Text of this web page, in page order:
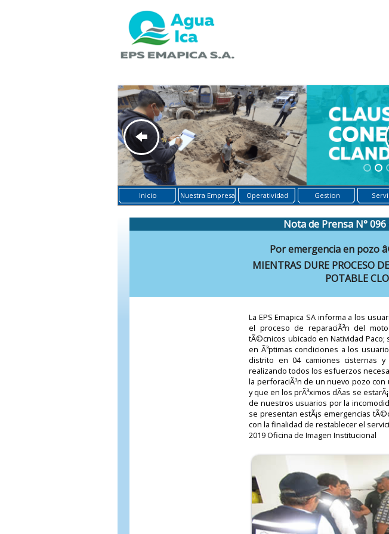
Inicio Nuestra Empresa Operatividad Gestion
Nota de Prensa N° 096
Por emergencia en pozo
MIENTRAS DURE PROCESO
POTABLE
La EPS Emapica SA informa a los
el proceso de reparaciÃ³n del
tÃ©cnicos ubicado en Natividad Paco;
en Ã³ptimas condiciones a los
distrito en 04 camiones cisternas y
realizando todos los esfuerzos
la perforaciÃ³n de un nuevo pozo con
y que en los prÃ³ximos dÃ­as se
de nuestros usuarios por la
se presentan estÃ¡s emergencias
con la finalidad de restablecer el
2019 Oficina de Imagen Institucional